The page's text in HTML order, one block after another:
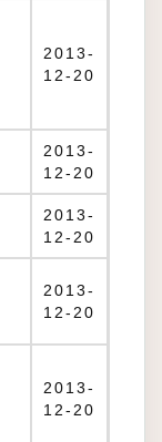
2013-
12-20
2013-
12-20
2013-
12-20
2013-
12-20
2013-
12-20